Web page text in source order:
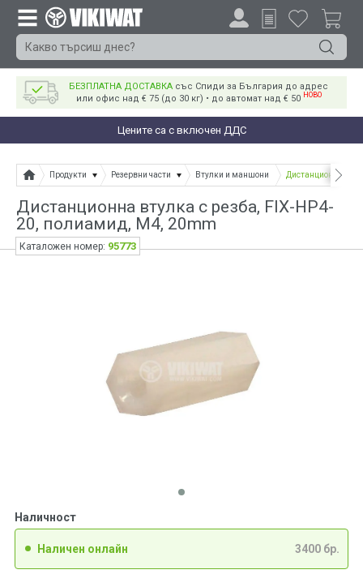
БЕЗПЛАТНА ДОСТАВКА със Спиди за България до адрес
или офис над € 75 (до 30 кг) • до автомат над € 50 НОВО
Цените са с включен ДДС
Продукти Резервни части Втулки и маншони Дистанционна
Дистанционна втулка с резба, FIX-HP4-
20, полиамид, M4, 20mm
Наличност
Наличен онлайн 3400 бр.
Каталожен номер: 95773